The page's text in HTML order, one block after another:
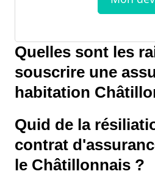
Quelles sont les
souscrire une
habitation
Quid de la
contrat
le Châtillonnais ?